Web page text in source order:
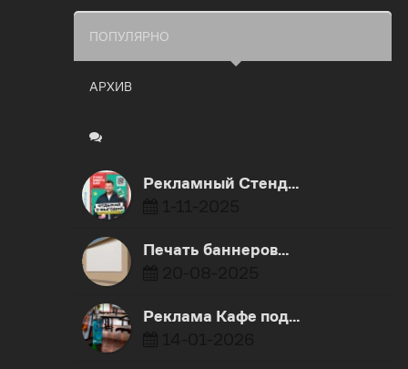
ПОПУЛЯРНО
АРХИВ
Рекламный Стенд…
Печать баннеров…
Реклама Кафе под…